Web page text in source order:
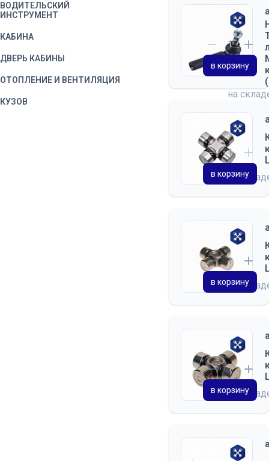
ВОДИТЕЛЬСКИЙ
ИНСТРУМЕНТ
КАБИНА
ДВЕРЬ КАБИНЫ
ОТОПЛЕНИЕ И ВЕНТИЛЯЦИЯ
КУЗОВ
на
в корзину
на
в корзину
на
в корзину
на
в корзину